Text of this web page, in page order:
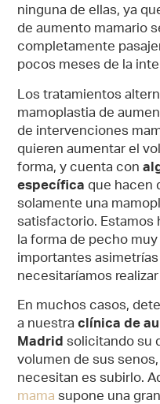
ninguna de ellas, ya
de aumento mamario
completamente
pocos meses de la
Los tratamientos
mamoplastia de
de intervenciones
quieren aumentar el
forma, y cuenta con
específica que hacen
solamente una
satisfactorio. Estamos
la forma de pecho
importantes
necesitaríamos
En muchos casos,
a nuestraclínica de
Madrid solicitando su
volumen de sus
necesitan es subirlo.
mama supone una